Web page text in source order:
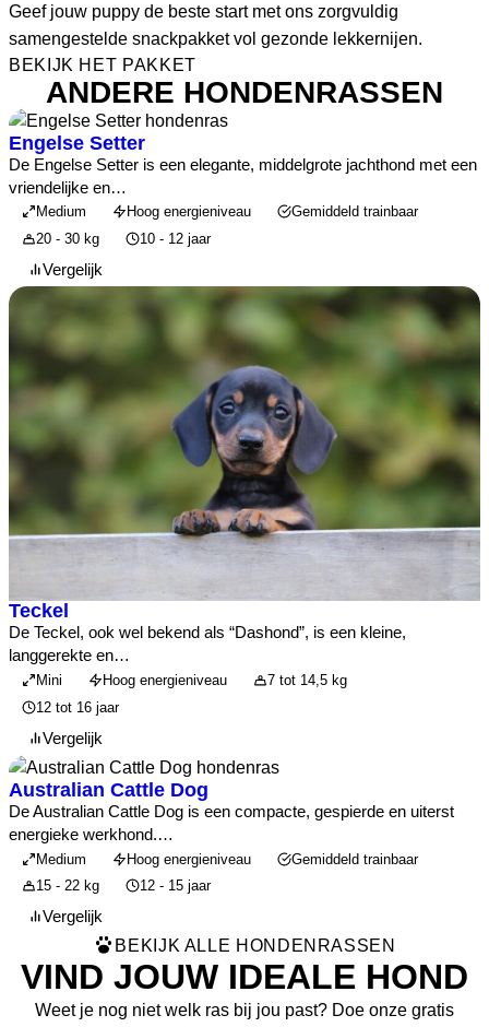
Geef jouw puppy de beste start met ons zorgvuldig
samengestelde snackpakket vol gezonde lekkernijen.
BEKIJK HET PAKKET
ANDERE HONDENRASSEN
Engelse Setter
De Engelse Setter is een elegante, middelgrote jachthond met een
vriendelijke en…
Medium Hoog energieniveau
Gemiddeld trainbaar
20 - 30 kg
10 - 12 jaar
Vergelijk
Teckel
De Teckel, ook wel bekend als “Dashond”, is een kleine,
langgerekte en…
Mini Hoog energieniveau
7 tot 14,5 kg
12 tot 16 jaar
Vergelijk
Australian Cattle Dog
De Australian Cattle Dog is een compacte, gespierde en uiterst
energieke werkhond.…
Medium Hoog energieniveau
Gemiddeld trainbaar
15 - 22 kg
12 - 15 jaar
Vergelijk
BEKIJK ALLE HONDENRASSEN
VIND JOUW IDEALE HOND
Weet je nog niet welk ras bij jou past? Doe onze gratis